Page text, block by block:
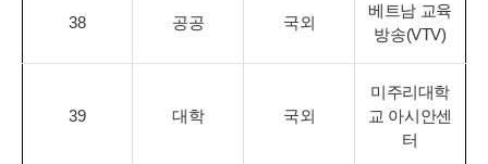
38 공공 국외
베트남 교육
방송(VTV)
39 대학 국외
미주리대학
교 아시안센
터